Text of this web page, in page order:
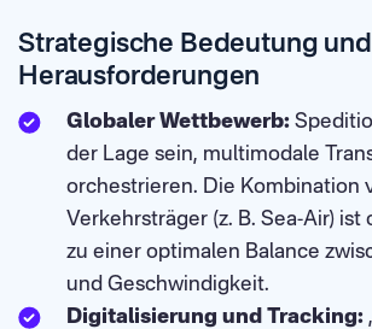
Strategische Bedeutung und
Herausforderungen
Globaler Wettbewerb:
der Lage sein, multimodale
orchestrieren. Die Kombination
Verkehrsträger (z. B. Sea-Air) ist
zu einer optimalen Balance
und Geschwindigkeit.
Digitalisierung und Tracking: